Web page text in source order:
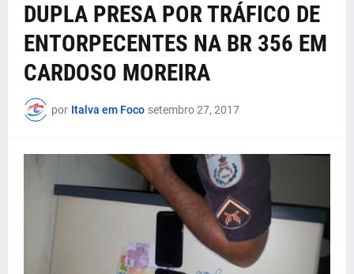
DUPLA PRESA POR TRÁFICO DE
ENTORPECENTES NA BR 356 EM
CARDOSO MOREIRA
por Italva em Foco setembro 27, 2017